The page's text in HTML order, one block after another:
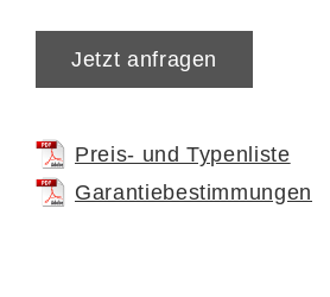
Jetzt anfragen
Preis- und Typenliste
Garantiebestimmungen